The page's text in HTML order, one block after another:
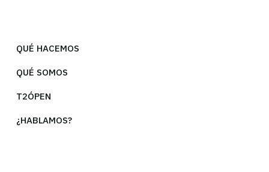
QUÉ HACEMOS
QUÉ SOMOS
T2ÓPEN
¿HABLAMOS?